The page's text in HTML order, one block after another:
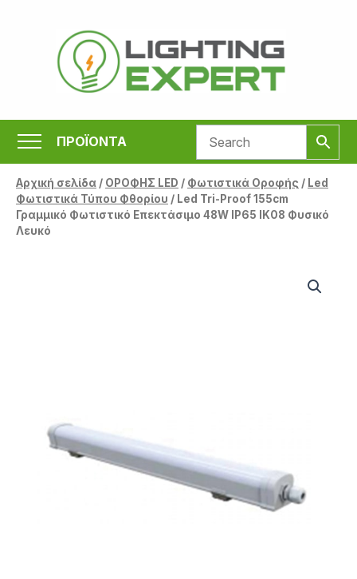
περιεχόμενο
ΠΡΟΪΟΝΤΑ
Αρχική σελίδα/ ΟΡΟΦΗΣ LED / Φωτιστικά Οροφής / Led
Φωτιστικά Τύπου Φθορίου / Led Tri-Proof 155cm
Γραμμικό Φωτιστικό Επεκτάσιμο 48W IP65 IK08 Φυσικό
Λευκό